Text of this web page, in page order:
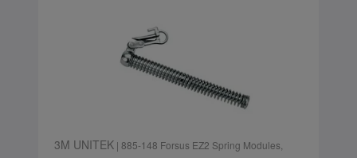
3M UNITEK| 885-148 Forsus EZ2 Spring Modules,